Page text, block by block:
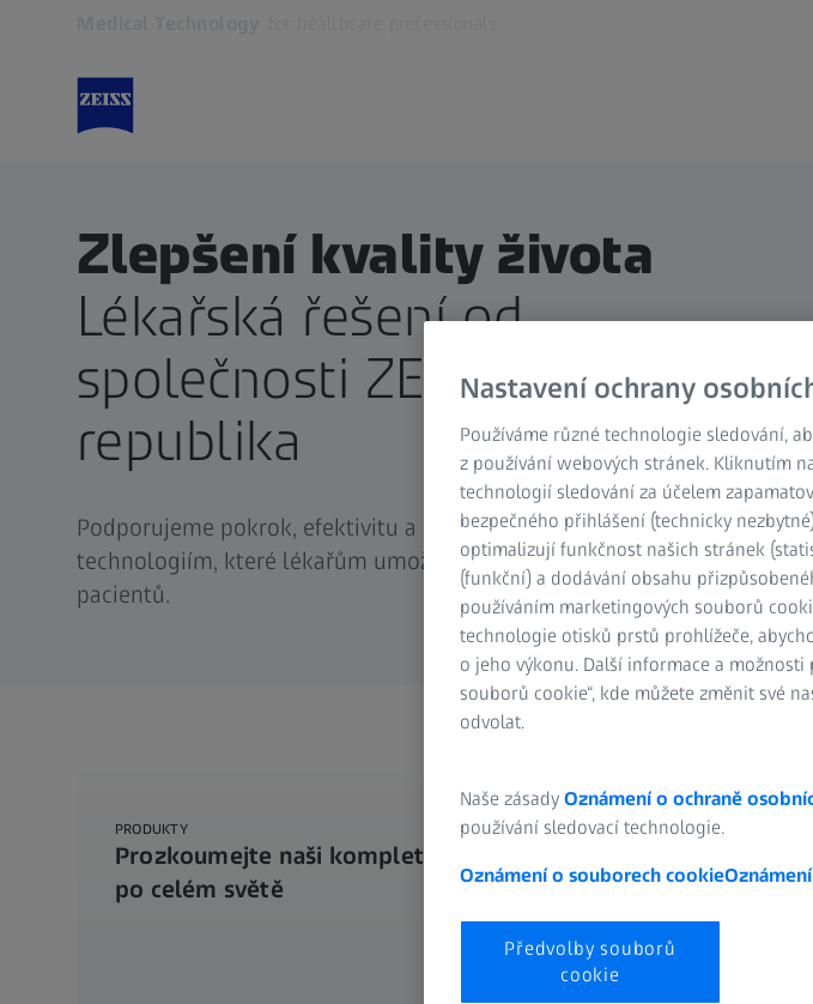
Zlepšení kvality života
Lékařská řešení od
společnosti ZEISS Česká
republika
Podporujeme pokrok, efektivitu a přístup k medicínským
technologiím, které lékařům umožňují zlepšovat kvalitu života
pacientů.
PRODUKTY
Prozkoumejte naši kompletní nabídku
po celém světě
Nastavení ochrany
Používáme různé technologie sledování,
z používání webových stránek. Kliknutím
technologií sledování za účelem
bezpečného přihlášení (technicky
optimalizují funkčnost našich stránek
(funkční) a dodávání obsahu
používáním marketingových souborů
technologie otisků prstů prohlížeče,
o jeho výkonu. Další informace a
souborů cookie“, kde můžete změnit své
odvolat.
Naše zásady Oznámení o ochraně
používání sledovací technologie.
Oznámení o souborech cookie
Předvolby souborů
cookie